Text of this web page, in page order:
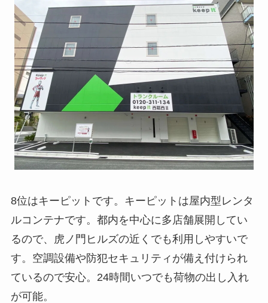
8位はキーピットです。キーピットは屋内型レンタ
ルコンテナです。都内を中心に多店舗展開してい
るので、虎ノ門ヒルズの近くでも利用しやすいで
す。空調設備や防犯セキュリティが備え付けられ
ているので安心。24時間いつでも荷物の出し入れ
が可能。